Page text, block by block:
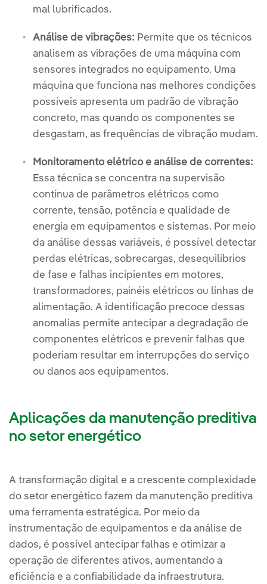
mal lubrificados.
Análise de vibrações: Permite que os técnicos
analisem as vibrações de uma máquina com
sensores integrados no equipamento. Uma
máquina que funciona nas melhores condições
possíveis apresenta um padrão de vibração
concreto, mas quando os componentes se
desgastam, as frequências de vibração mudam.
Monitoramento elétrico e análise de correntes:
Essa técnica se concentra na supervisão
contínua de parâmetros elétricos como
corrente, tensão, potência e qualidade de
energia em equipamentos e sistemas. Por meio
da análise dessas variáveis, é possível detectar
perdas elétricas, sobrecargas, desequilíbrios
de fase e falhas incipientes em motores,
transformadores, painéis elétricos ou linhas de
alimentação. A identificação precoce dessas
anomalias permite antecipar a degradação de
componentes elétricos e prevenir falhas que
poderiam resultar em interrupções do serviço
ou danos aos equipamentos.
Aplicações da manutenção preditiva
no setor energético
A transformação digital e a crescente complexidade
do setor energético fazem da manutenção preditiva
uma ferramenta estratégica. Por meio da
instrumentação de equipamentos e da análise de
dados, é possível antecipar falhas e otimizar a
operação de diferentes ativos, aumentando a
eficiência e a confiabilidade da infraestrutura.